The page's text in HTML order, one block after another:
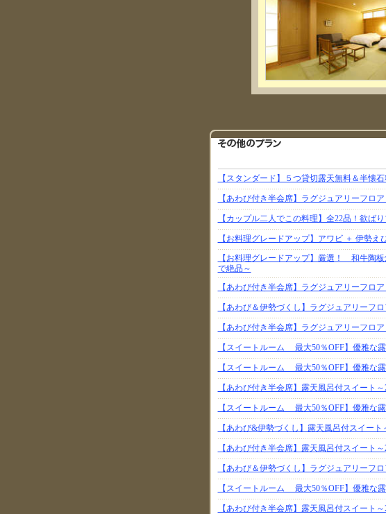
【スタンダード】５つ貸切露天無料＆半懐
【あわび付き半会席】ラグジュアリーフロ
【カップル二人でこの料理】全22品！欲ば
【お料理グレードアップ】アワビ ＋ 伊勢え
【お料理グレードアップ】厳選！ 和牛陶
で絶品～
【あわび付き半会席】ラグジュアリーフロ
【あわび＆伊勢づくし】ラグジュアリーフロ
【あわび付き半会席】ラグジュアリーフロ
【スイートルーム 最大50％OFF】優雅な
【スイートルーム 最大50％OFF】優雅な
【あわび付き半会席】露天風呂付スイート
【スイートルーム 最大50％OFF】優雅な
【あわび&伊勢づくし】露天風呂付スイー
【あわび付き半会席】露天風呂付スイート
【あわび＆伊勢づくし】ラグジュアリーフロ
【スイートルーム 最大50％OFF】優雅な
【あわび付き半会席】露天風呂付スイート